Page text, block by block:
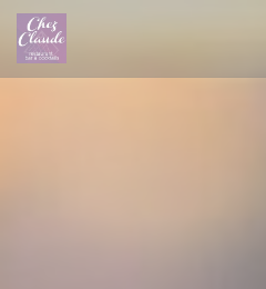
Personalizzazione delle tue scelte sui cookie